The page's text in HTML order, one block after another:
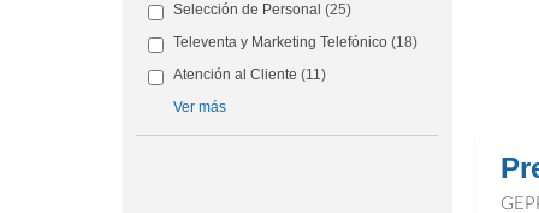
Selección de Personal (25)
Televenta y Marketing Telefónico (18)
Atención al Cliente (11)
Ver más